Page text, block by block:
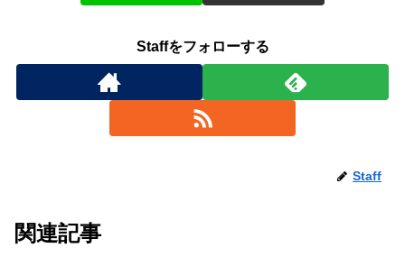
Staffをフォローする
Staff
関連記事